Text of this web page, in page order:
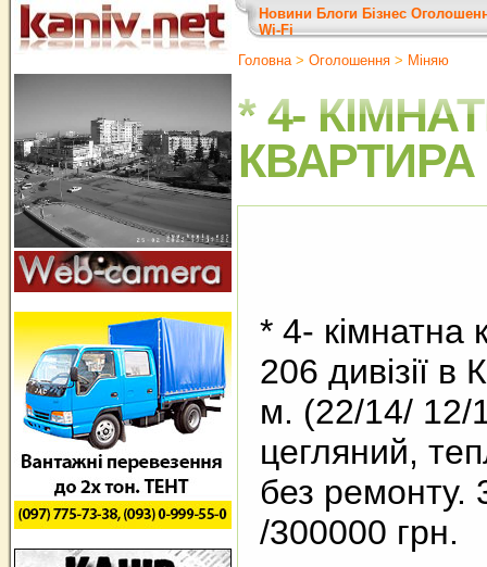
Новини Блоги Бізнес
Wi-Fi
Головна> Оголошення > Міняю
* 4-
КВАРТИРА
* 4- кімнатна
206 дивізії в
м. (22/14/ 12/
цегляний,
без ремонту.
/300000 грн.